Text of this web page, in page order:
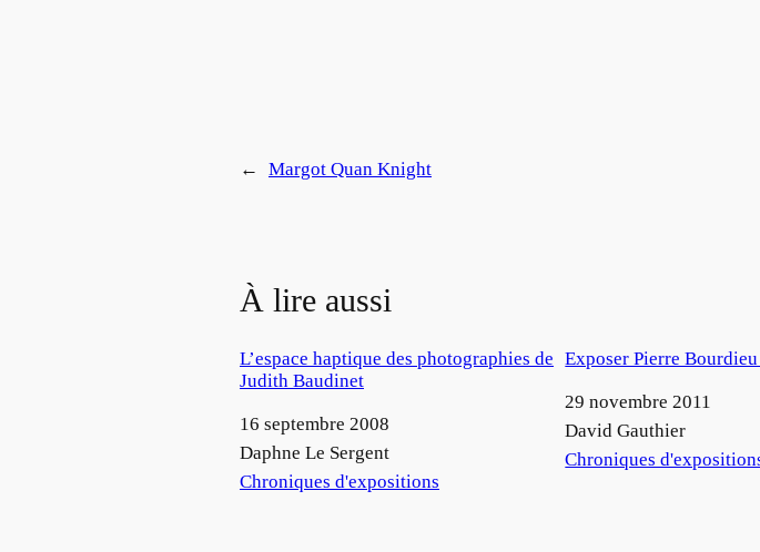
← Margot Quan Knight
À lire aussi
L’espace haptique des photographies de
Judith Baudinet
Date
16 septembre 2008
Auteur
Daphne Le Sergent
Par rapport à
Chroniques d'expositions
Exposer Pierre Bourdieu
Date
29 novembre 2011
Auteur
David Gauthier
Par rapport à
Chroniques